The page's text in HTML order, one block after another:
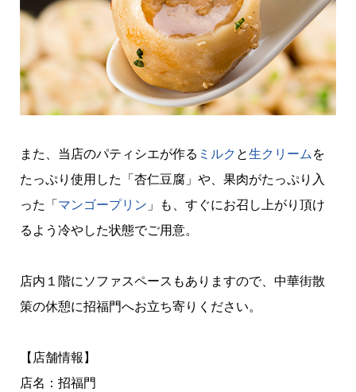
また、当店のパティシエが作る ミルク と生クリームを
たっぷり使用した「杏仁豆腐」や、果肉がたっぷり入
った「マンゴープリン 」も、すぐにお召し上がり頂け
るよう冷やした状態でご用意。
店内１階にソファスペースもありますので、中華街散
策の休憩に招福門へお立ち寄りください。
【店舗情報】
店名：招福門